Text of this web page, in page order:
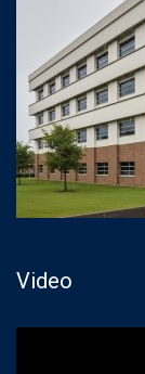
Video